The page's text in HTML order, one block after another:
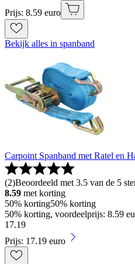
Prijs: 8.59 euro
Bekijk alles in spanband
Carpoint Spanband met Ratel en
(2)Beoordeeld met 3.5 van de 5
8.59 met korting
50% korting50% korting
50% korting, voordeelprijs: 8.59
17.19
Prijs: 17.19 euro